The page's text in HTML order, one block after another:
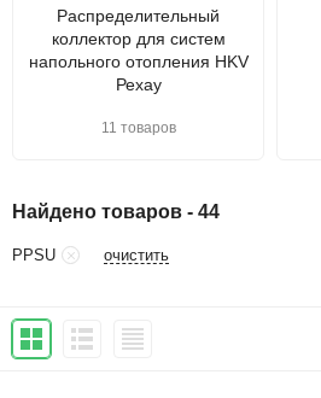
Распределительный
коллектор для систем
напольного отопления HKV
Рехау
11 товаров
Найдено товаров - 44
PPSU очистить